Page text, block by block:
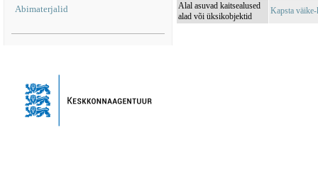
Abimaterjalid
Alal asuvad kaitsealused
alad või üksikobjektid
Kapsta